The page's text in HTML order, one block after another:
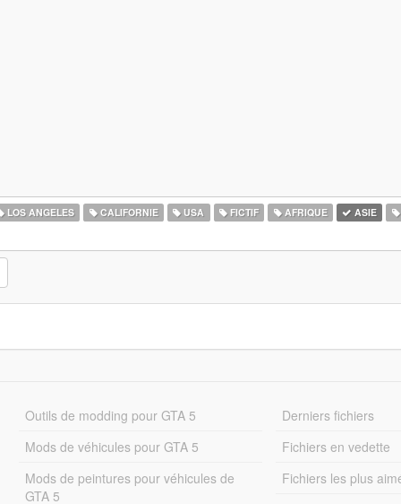
LOS ANGELES CALIFORNIE USA FICTIF AFRIQUE ASIE
Outils de modding pour GTA 5
Mods de véhicules pour GTA 5
Mods de peintures pour véhicules de
GTA 5
Derniers fichiers
Fichiers en vedette
Fichiers les plus